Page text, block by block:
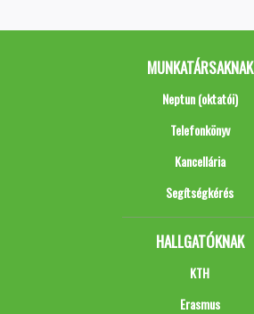
MUNKATÁRSAKNAK
Neptun (oktatói)
Telefonkönyv
Kancellária
Segítségkérés
HALLGATÓKNAK
KTH
Erasmus